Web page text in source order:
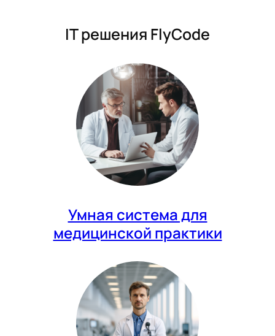
IT решения FlyCode
Умная система для
медицинской практики